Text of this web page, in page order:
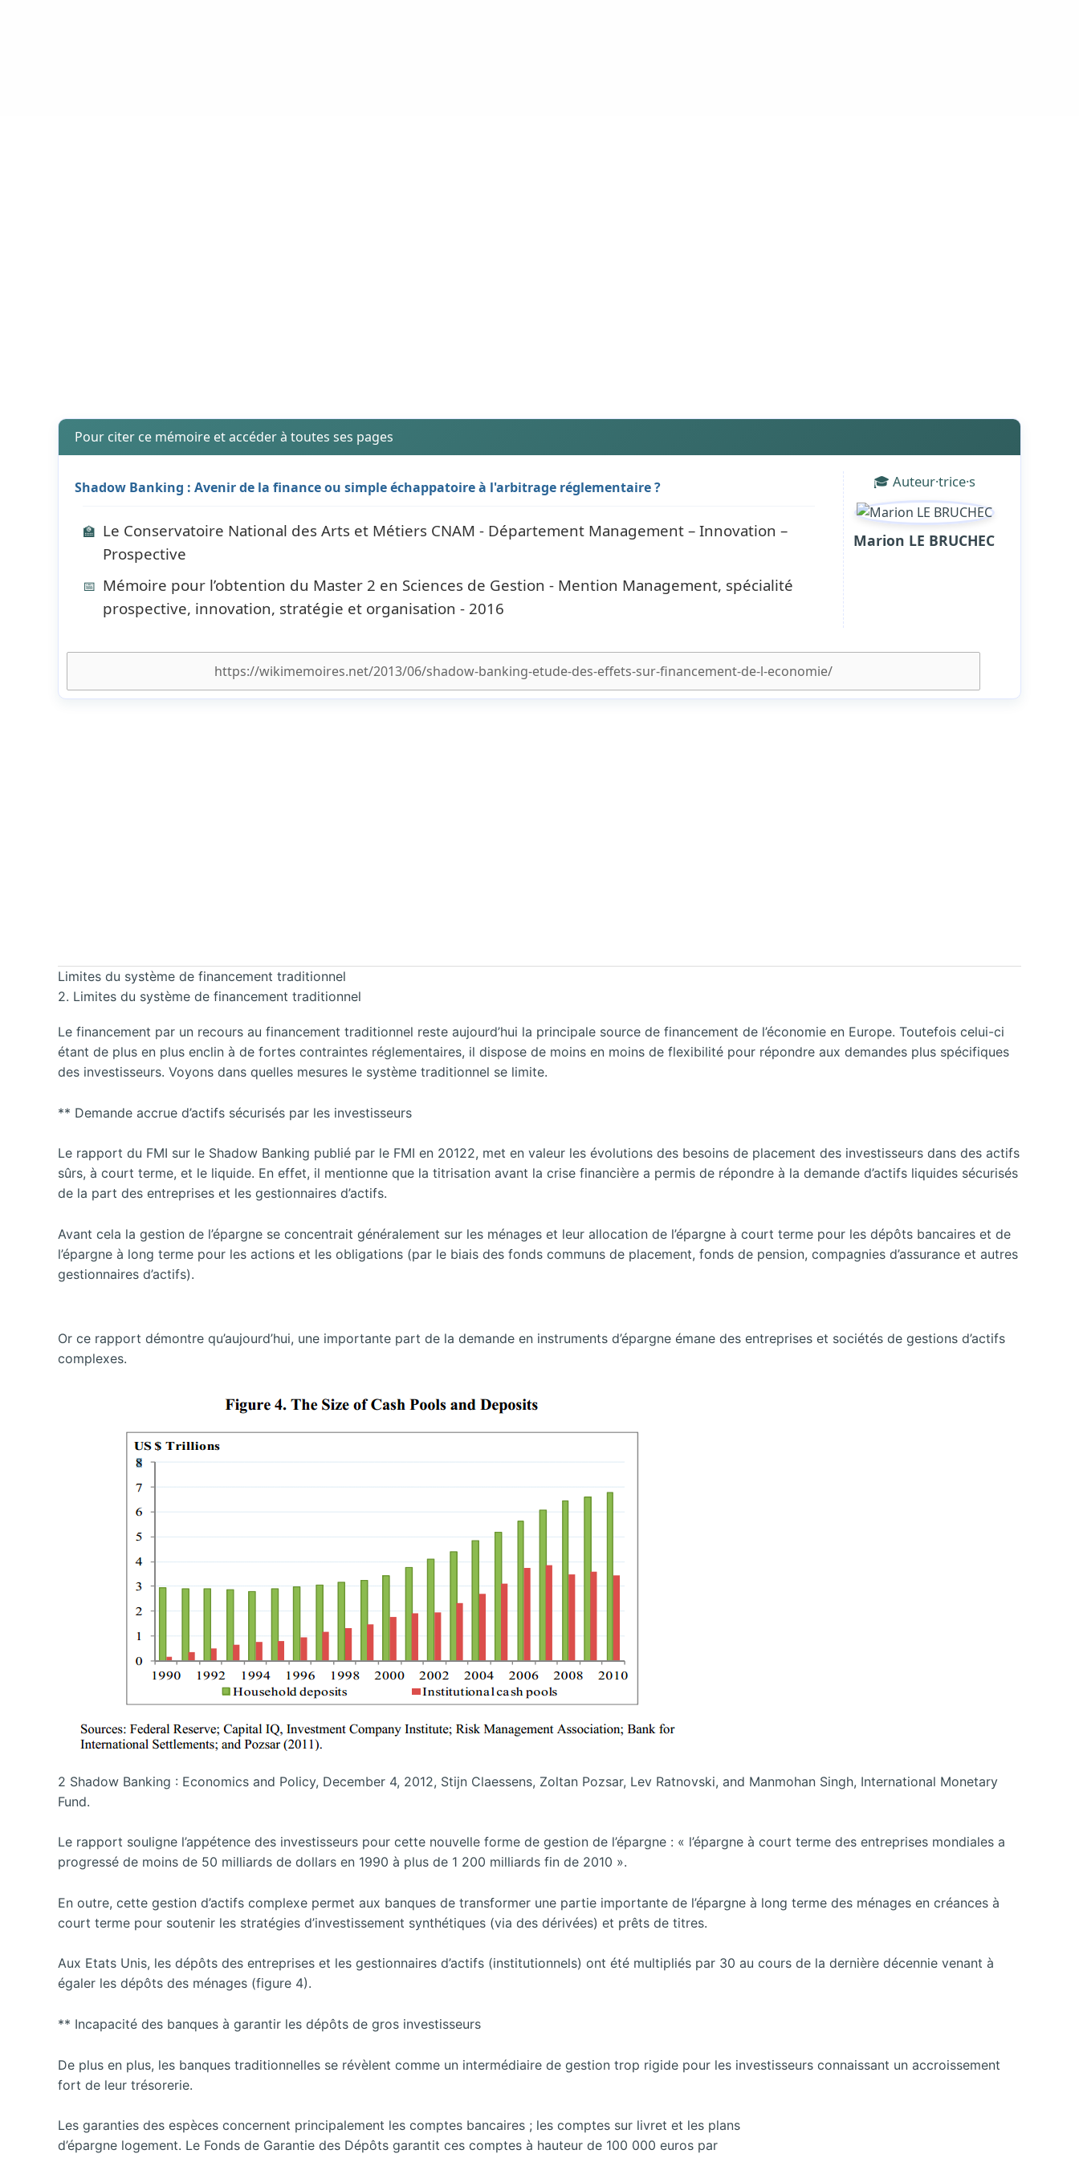
Pour citer ce mémoire et accéder à toutes ses pages
Shadow Banking : Avenir de la finance ou simple échappatoire à l'arbitrage réglementaire ?
🏫 Le Conservatoire National des Arts et Métiers CNAM - Département Management – Innovation –
Prospective
📅 Mémoire pour l’obtention du Master 2 en Sciences de Gestion - Mention Management, spécialité
prospective, innovation, stratégie et organisation - 2016
🎓 Auteur·trice·s
Marion LE BRUCHEC
Limites du système de financement traditionnel
2. Limites du système de financement traditionnel
Le financement par un recours au financement traditionnel reste aujourd’hui la principale source de financement de l’économie en Europe. Toutefois celui-ci
étant de plus en plus enclin à de fortes contraintes réglementaires, il dispose de moins en moins de flexibilité pour répondre aux demandes plus spécifiques
des investisseurs. Voyons dans quelles mesures le système traditionnel se limite.
** Demande accrue d’actifs sécurisés par les investisseurs
Le rapport du FMI sur le Shadow Banking publié par le FMI en 20122, met en valeur les évolutions des besoins de placement des investisseurs dans des actifs
sûrs, à court terme, et le liquide. En effet, il mentionne que la titrisation avant la crise financière a permis de répondre à la demande d’actifs liquides sécurisés
de la part des entreprises et les gestionnaires d’actifs.
Avant cela la gestion de l’épargne se concentrait généralement sur les ménages et leur allocation de l’épargne à court terme pour les dépôts bancaires et de
l’épargne à long terme pour les actions et les obligations (par le biais des fonds communs de placement, fonds de pension, compagnies d’assurance et autres
gestionnaires d’actifs).
Or ce rapport démontre qu’aujourd’hui, une importante part de la demande en instruments d’épargne émane des entreprises et sociétés de gestions d’actifs
complexes.
2 Shadow Banking : Economics and Policy, December 4, 2012, Stijn Claessens, Zoltan Pozsar, Lev Ratnovski, and Manmohan Singh, International Monetary
Fund.
Le rapport souligne l’appétence des investisseurs pour cette nouvelle forme de gestion de l’épargne : « l’épargne à court terme des entreprises mondiales a
progressé de moins de 50 milliards de dollars en 1990 à plus de 1 200 milliards fin de 2010 ».
En outre, cette gestion d’actifs complexe permet aux banques de transformer une partie importante de l’épargne à long terme des ménages en créances à
court terme pour soutenir les stratégies d’investissement synthétiques (via des dérivées) et prêts de titres.
Aux Etats Unis, les dépôts des entreprises et les gestionnaires d’actifs (institutionnels) ont été multipliés par 30 au cours de la dernière décennie venant à
égaler les dépôts des ménages (figure 4).
** Incapacité des banques à garantir les dépôts de gros investisseurs
De plus en plus, les banques traditionnelles se révèlent comme un intermédiaire de gestion trop rigide pour les investisseurs connaissant un accroissement
fort de leur trésorerie.
Les garanties des espèces concernent principalement les comptes bancaires ; les comptes sur livret et les plans
d’épargne logement. Le Fonds de Garantie des Dépôts garantit ces comptes à hauteur de 100 000 euros par